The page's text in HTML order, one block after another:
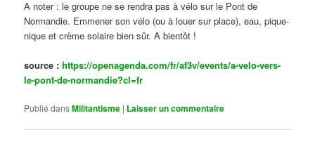
A noter : le groupe ne se rendra pas à vélo sur le Pont de
Normandie. Emmener son vélo (ou à louer sur place), eau, pique-
nique et crème solaire bien sûr. A bientôt !
source :https://openagenda.com/fr/af3v/events/a-velo-vers-
le-pont-de-normandie?cl=fr
Publié dansMilitantisme | Laisser un commentaire